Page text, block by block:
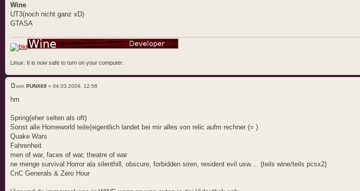
Wine
UT3(noch nicht ganz xD)
GTASA
Linux: It is now safe to turn on your computer.
von PUNX69 » 04.03.2009, 12:58
hm
Spring(eher selten als oft)
Sonst alle Homeworld teile(eigentlich landet bei mir alles von relic aufm rechner (= )
Quake Wars
Fahrenheit
men of war, faces of war, theatre of war
ne menge survival Horror ala silenthill, obscure, forbidden siren, resident evil usw.... (teils wine/teils pcsx2)
CnC Generals & Zero Hour